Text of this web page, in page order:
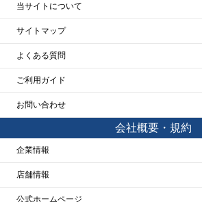
当サイトについて
サイトマップ
よくある質問
ご利用ガイド
お問い合わせ
会社概要・規約
企業情報
店舗情報
公式ホームページ